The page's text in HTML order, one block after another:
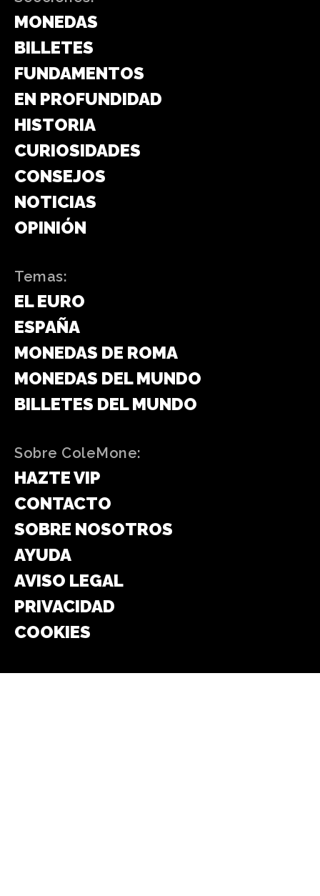
MONEDAS
BILLETES
FUNDAMENTOS
EN PROFUNDIDAD
HISTORIA
CURIOSIDADES
CONSEJOS
NOTICIAS
OPINIÓN
Temas:
EL EURO
ESPAÑA
MONEDAS DE ROMA
MONEDAS DEL MUNDO
BILLETES DEL MUNDO
Sobre ColeMone:
HAZTE VIP
CONTACTO
SOBRE NOSOTROS
AYUDA
AVISO LEGAL
PRIVACIDAD
COOKIES